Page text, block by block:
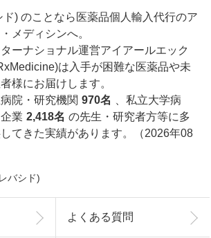
) のことなら医薬品個人輸入代行のア
メディシンへ。
ターナショナル運営アイアールエック
は入手が困難な医薬品や未
様にお届けします。
院・研究機関 970名
、私立大学病
業 2,418名 の先生・研究者方等に多
てきた実績があります。（2026年08
バシド)
よくある質問